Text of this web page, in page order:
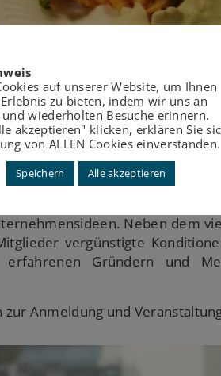
– Das Startup BBQ findet am
ist es in gemütlicher
Szene Kölns fördern.
Startups bei der
Neben dem
vergünstigte
erfahrenen Gründern und
Anmeldung und
auf unserer Website, um Ihnen
zu bieten, indem wir uns an
wiederholten Besuche erinnern.
akzeptieren" klicken, erklären Sie
von ALLEN Cookies einverstanden.
Speichern Alle akzeptieren